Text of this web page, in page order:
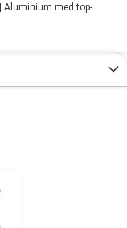
Aluminium med top-